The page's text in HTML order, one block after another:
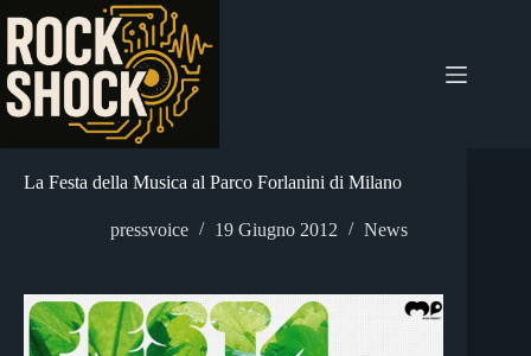
contenuto
La Festa della Musica al Parco Forlanini di Milano
pressvoice 19 Giugno 2012 News